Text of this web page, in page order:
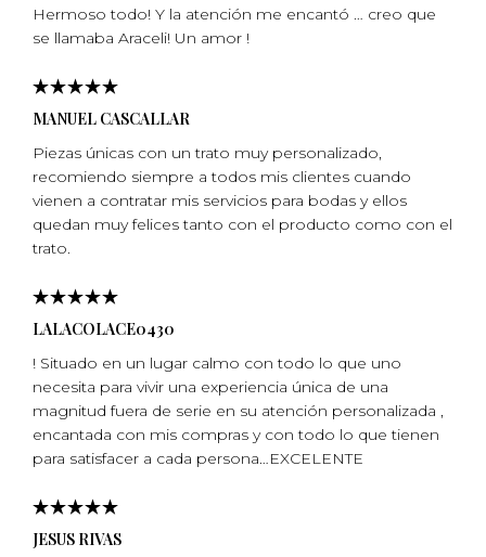
Hermoso todo! Y la atención me encantó … creo que
se llamaba Araceli! Un amor !
MANUEL CASCALLAR
Piezas únicas con un trato muy personalizado,
recomiendo siempre a todos mis clientes cuando
vienen a contratar mis servicios para bodas y ellos
quedan muy felices tanto con el producto como con el
trato.
LALACOLACE0430
! Situado en un lugar calmo con todo lo que uno
necesita para vivir una experiencia única de una
magnitud fuera de serie en su atención personalizada ,
encantada con mis compras y con todo lo que tienen
para satisfacer a cada persona…EXCELENTE
JESUS RIVAS